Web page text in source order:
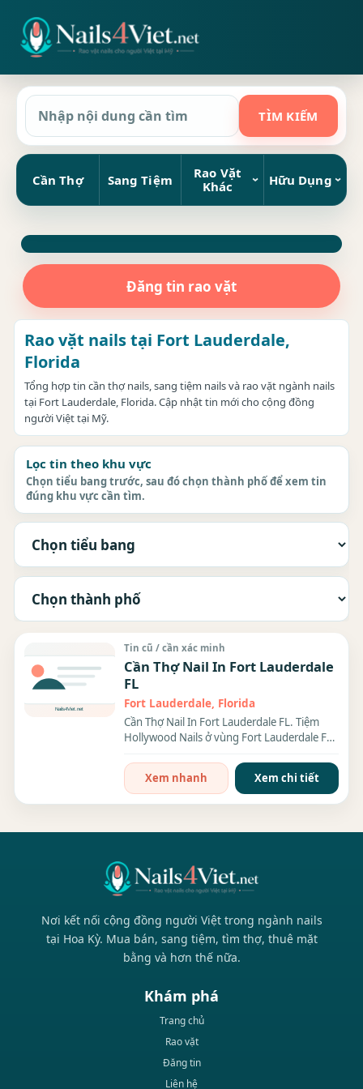
Cần Thợ Sang Tiệm
Rao Vặt
Khác
Hữu Dụng
Đăng tin rao vặt
Rao vặt nails tại Fort Lauderdale,
Florida
Tổng hợp tin cần thợ nails, sang tiệm nails và rao vặt ngành nails
tại Fort Lauderdale, Florida. Cập nhật tin mới cho cộng đồng
người Việt tại Mỹ.
Lọc tin theo khu vực
Chọn tiểu bang trước, sau đó chọn thành phố để xem tin
đúng khu vực cần tìm.
Tin cũ / cần xác minh
Cần Thợ Nail In Fort Lauderdale
FL
Fort Lauderdale, Florida
Cần Thợ Nail In Fort Lauderdale FL. Tiệm
Hollywood Nails ở vùng Fort Lauderdale FL
Xem nhanh
Xem chi tiết
Nơi kết nối cộng đồng người Việt trong ngành nails
tại Hoa Kỳ. Mua bán, sang tiệm, tìm thợ, thuê mặt
bằng và hơn thế nữa.
Khám phá
Trang chủ
Rao vặt
Đăng tin
Liên hệ